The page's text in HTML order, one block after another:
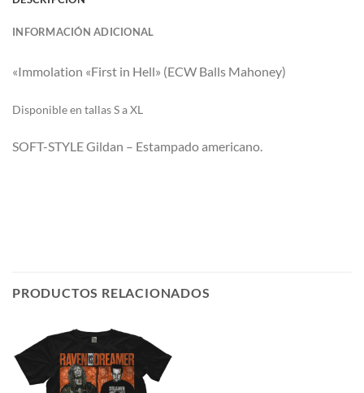
INFORMACIÓN ADICIONAL
«Immolation «First in Hell» (ECW Balls Mahoney)
Disponible en tallas S a XL
SOFT-STYLE Gildan – Estampado americano.
PRODUCTOS RELACIONADOS